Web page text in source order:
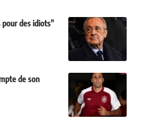
pour des idiots"
de son